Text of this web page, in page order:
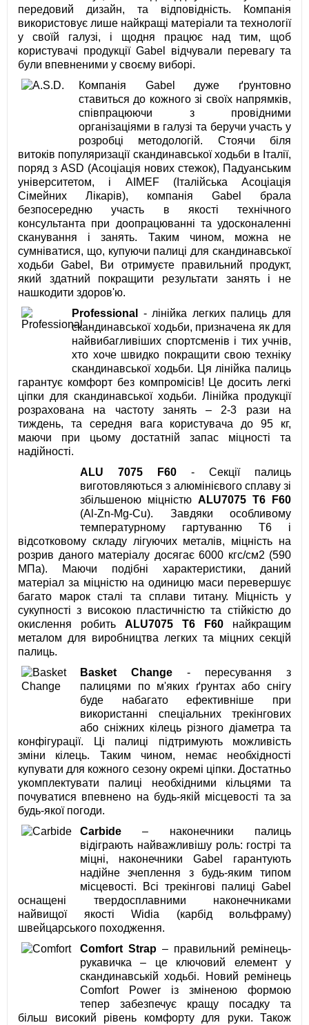
передовий дизайн, та відповідність. Компанія
використовує лише найкращі матеріали та технології
у своїй галузі, і щодня працює над тим, щоб
користувачі продукції Gabel відчували перевагу та
були впевненими у своєму виборі.
Компанія Gabel дуже ґрунтовно
ставиться до кожного зі своїх напрямків,
співпрацюючи з провідними
організаціями в галузі та беручи участь у
розробці методологій. Стоячи біля
витоків популяризації скандинавської ходьби в Італії,
поряд з ASD (Асоціація нових стежок), Падуанським
університетом, і AIMEF (Італійська Асоціація
Сімейних Лікарів), компанія Gabel брала
безпосередню участь в якості технічного
консультанта при доопрацюванні та удосконаленні
сканування і занять. Таким чином, можна не
сумніватися, що, купуючи палиці для скандинавської
ходьби Gabel, Ви отримуєте правильний продукт,
який здатний покращити результати занять і не
нашкодити здоров'ю.
Professional
- лінійка легких палиць для
скандинавської ходьби, призначена як для
найвибагливіших спортсменів і тих учнів,
хто хоче швидко покращити свою техніку
скандинавської ходьби. Ця лінійка палиць
гарантує комфорт без компромісів! Це досить легкі
ціпки для скандинавської ходьби. Лінійка продукції
розрахована на частоту занять – 2-3 рази на
тиждень, та середня вага користувача до 95 кг,
маючи при цьому достатній запас міцності та
надійності.
ALU 7075 F60 - Секції палиць
виготовляються з алюмінієвого сплаву зі
збільшеною міцністю ALU7075 T6 F60
(Al-Zn-Mg-Cu). Завдяки особливому
температурному гартуванню T6 і
відсотковому складу лігуючих металів, міцність на
розрив даного матеріалу досягає 6000 кгc/см2 (590
МПа). Маючи подібні характеристики, даний
матеріал за міцністю на одиницю маси перевершує
багато марок сталі та сплави титану. Міцність у
сукупності з високою пластичністю та стійкістю до
окислення робить ALU7075 T6 F60 найкращим
металом для виробництва легких та міцних секцій
палиць.
Basket Change - пересування з
палицями по м'яких ґрунтах або снігу
буде набагато ефективніше при
використанні спеціальних трекінгових
або сніжних кілець різного діаметра та
конфігурації. Ці палиці підтримують можливість
зміни кілець. Таким чином, немає необхідності
купувати для кожного сезону окремі ціпки. Достатньо
укомплектувати палиці необхідними кільцями та
почуватися впевнено на будь-якій місцевості та за
будь-якої погоди.
Carbide – наконечники палиць
відіграють найважливішу роль: гострі та
міцні, наконечники Gabel гарантують
надійне зчеплення з будь-яким типом
місцевості. Всі трекінгові палиці Gabel
оснащені твердосплавними наконечниками
найвищої якості Widia (карбід вольфраму)
швейцарського походження.
Comfort Strap – правильний ремінець-
рукавичка – це ключовий елемент у
скандинавській ходьбі. Новий ремінець
Comfort Power із зміненою формою
тепер забезпечує кращу посадку та
більш високий рівень комфорту для руки. Також